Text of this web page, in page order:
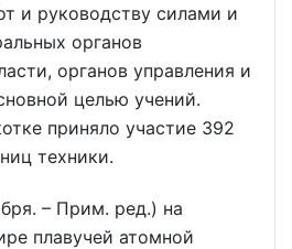
и руководству силами и
органов
органов управления и
целью учений.
приняло участие 392
техники.
– Прим. ред.) на
плавучей атомной